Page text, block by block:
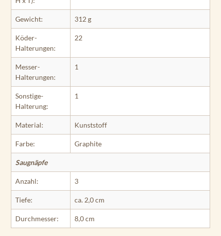
Gewicht: 312 g
Köder-
Halterungen:
22
Messer-
Halterungen:
1
Sonstige-
Halterung:
1
Material: Kunststoff
Farbe: Graphite
Saugnäpfe
Anzahl: 3
Tiefe: ca. 2,0 cm
Durchmesser: 8,0 cm